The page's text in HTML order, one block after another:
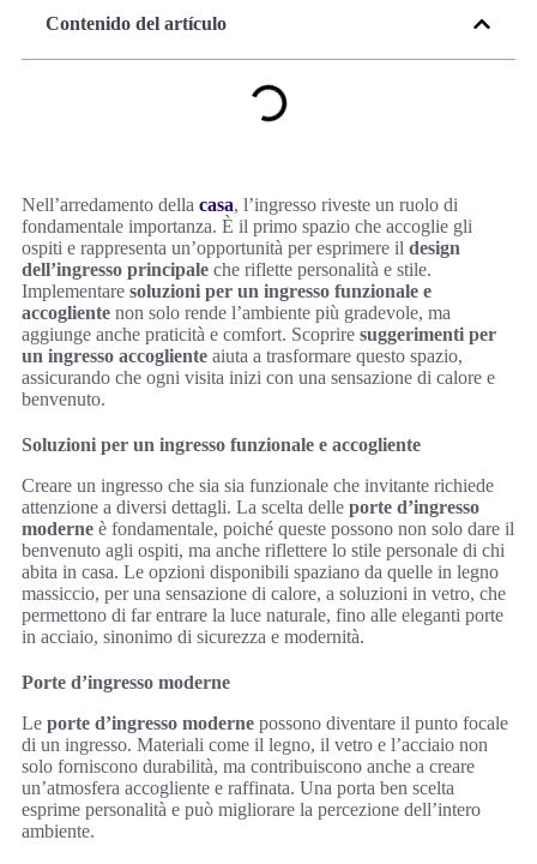
Contenido del artículo
Nell’arredamento della casa, l’ingresso riveste un ruolo di
fondamentale importanza. È il primo spazio che accoglie gli
ospiti e rappresenta un’opportunità per esprimere il design
dell’ingresso principale che riflette personalità e stile.
Implementare soluzioni per un ingresso funzionale e
accogliente non solo rende l’ambiente più gradevole, ma
aggiunge anche praticità e comfort. Scoprire suggerimenti per
un ingresso accogliente aiuta a trasformare questo spazio,
assicurando che ogni visita inizi con una sensazione di calore e
benvenuto.
Soluzioni per un ingresso funzionale e accogliente
Creare un ingresso che sia sia funzionale che invitante richiede
attenzione a diversi dettagli. La scelta delle porte d’ingresso
moderne è fondamentale, poiché queste possono non solo dare il
benvenuto agli ospiti, ma anche riflettere lo stile personale di chi
abita in casa. Le opzioni disponibili spaziano da quelle in legno
massiccio, per una sensazione di calore, a soluzioni in vetro, che
permettono di far entrare la luce naturale, fino alle eleganti porte
in acciaio, sinonimo di sicurezza e modernità.
Porte d’ingresso moderne
Le porte d’ingresso moderne possono diventare il punto focale
di un ingresso. Materiali come il legno, il vetro e l’acciaio non
solo forniscono durabilità, ma contribuiscono anche a creare
un’atmosfera accogliente e raffinata. Una porta ben scelta
esprime personalità e può migliorare la percezione dell’intero
ambiente.